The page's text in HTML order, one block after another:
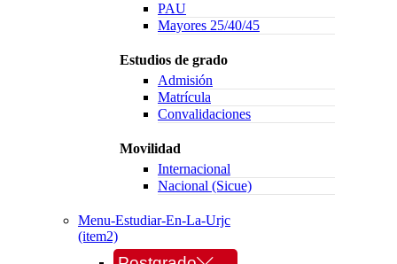
PAU
Mayores 25/40/45
Estudios de grado
Admisión
Matrícula
Convalidaciones
Movilidad
Internacional
Nacional (Sicue)
Menu-Estudiar-En-La-Urjc
(item2)